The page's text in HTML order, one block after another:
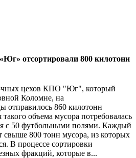
отсортировали 800 килотонн
цехов КПО "Юг", который
Коломне, на
отправилось 860 килотонн
объема мусора потребовалась
с 50 футбольными полями. Каждый
свыше 800 тонн мусора, из которых
В процессе сортировки
фракций, которые в...